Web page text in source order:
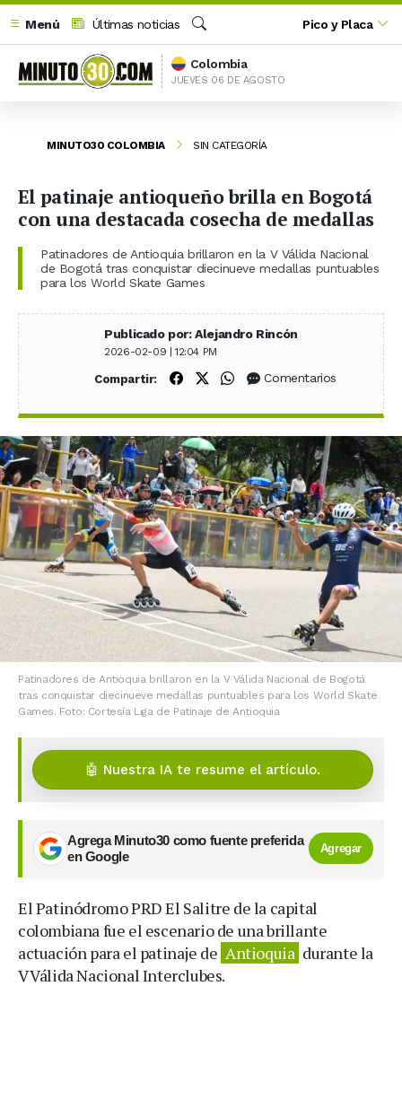
Menú
Últimas noticias
Buscar
Pico y Placa
Colombia
JUEVES 06 DE AGOSTO
MINUTO30 COLOMBIA SIN CATEGORÍA
El patinaje antioqueño brilla en Bogotá
con una destacada cosecha de medallas
Patinadores de Antioquia brillaron en la V Válida Nacional
de Bogotá tras conquistar diecinueve medallas puntuables
para los World Skate Games
Publicado por: Alejandro Rincón
2026-02-09 | 12:04 PM
Compartir: Compartir en Facebook
Compartir en X (Twitter)
Compartir en WhatsApp
Comentarios
Patinadores de Antioquia brillaron en la V Válida Nacional de Bogotá
tras conquistar diecinueve medallas puntuables para los World Skate
Games. Foto: Cortesía Liga de Patinaje de Antioquia
🤖 Nuestra IA te resume el artículo.
Agrega Minuto30 como fuente preferida
en Google
Agregar
El Patinódromo PRD El Salitre de la capital
colombiana fue el escenario de una brillante
actuación para el patinaje de Antioquia durante la
V Válida Nacional Interclubes.